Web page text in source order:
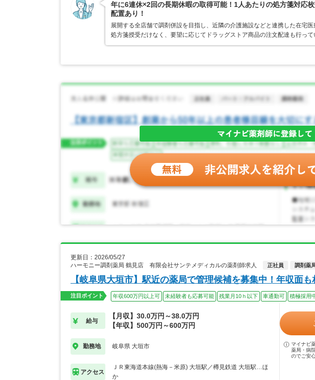
年に6連休×2回の長期休暇の取得可能！1人あたりの処方箋対応
配置あり！
展開する全店舗で調剤併設を目指し、近隣の介護施設などと連携した在宅
処方箋授受だけなく、要望に応じてドラッグストア商品の注文配達も行っ
更新日：2026/05/27
ハーモニー調剤薬局 鶴見店 有限会社サンテメディカルの薬剤師求人
正社員 調剤薬
【岐阜県大垣市】駅近の薬局で管理候補を募集中！年収面も
注目ポイント 年収600万円以上可 未経験者も応募可能 残業月10ｈ以下 車通勤可 積極採用
給与
【月収】30.0万円～38.0万円
【年収】500万円～600万円
勤務地 岐阜県 大垣市
アクセス
ＪＲ東海道本線(熱海－米原) 大垣駅／樽見鉄道 大垣駅…ほ
か
マイナビ
薬局・病
のでご安